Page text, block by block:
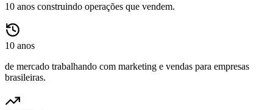
10 anos construindo operações que vendem.
10 anos
de mercado trabalhando com marketing e vendas para empresas
brasileiras.